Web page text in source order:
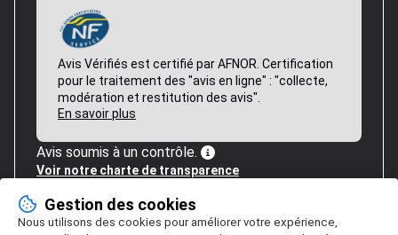
Avis Vérifiés est certifié par AFNOR. Certification
pour le traitement des "avis en ligne" : "collecte,
modération et restitution des avis".
En savoir plus
Avis soumis à un contrôle.
Voir notre charte de transparence
Gestion des cookies
Nous utilisons des cookies pour améliorer votre expérience,